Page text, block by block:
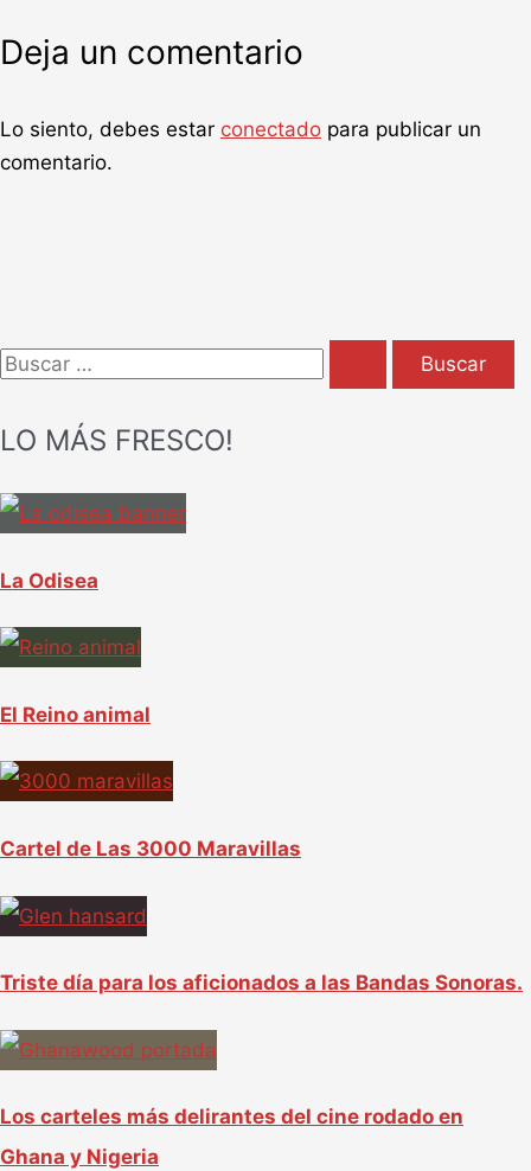
Deja un comentario
Lo siento, debes estar conectado para publicar un
comentario.
B
o
:
LO MÁS FRESCO!
La Odisea
El Reino animal
Cartel de Las 3000 Maravillas
Triste día para los aficionados a las Bandas Sonoras.
Los carteles más delirantes del cine rodado en
Ghana y Nigeria